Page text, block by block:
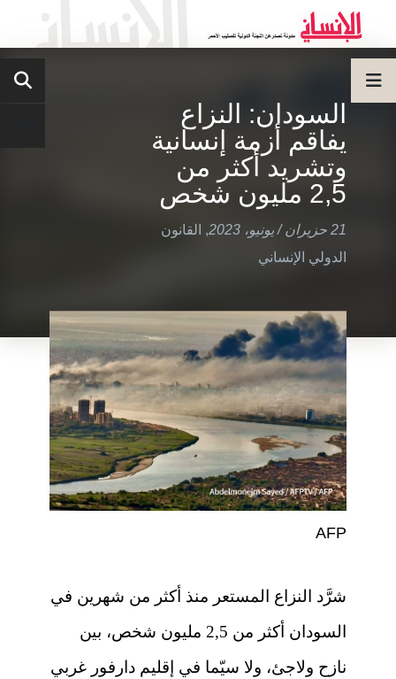
السودان: النزاع
يفاقم أزمة إنسانية
وتشريد أكثر من
2,5 مليون شخص
21 حزيران / يونيو، 2023 , القانون
الدولي الإنساني
AFP
شرَّد النزاع المستعر منذ أكثر من شهرين في
السودان أكثر من 2,5 مليون شخص، بين
نازح ولاجئ، ولا سيّما في إقليم دارفور غربي